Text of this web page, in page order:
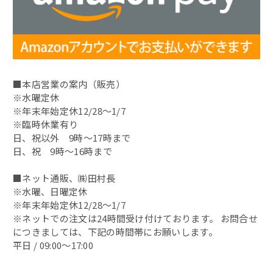
昆布〆
昆布〆（別誂）
鯖缶
その他の缶詰
蟹の缶詰
へしこ漬
浜焼き鯖
■本店営業の案内（販売）
※水曜定休
※年末年始定休12/28～1/7
※臨時休業有り
日、祝以外 9時～17時まで
日、祝 9時～16時まで
■ネット通販、㈱田村長
※水曜、日曜定休
※年末年始定休12/28～1/7
※ネットでの注文は24時間受け付けております。 お問合せ
につきましては、下記の時間帯にお願いします。
平日 / 09:00～17:00